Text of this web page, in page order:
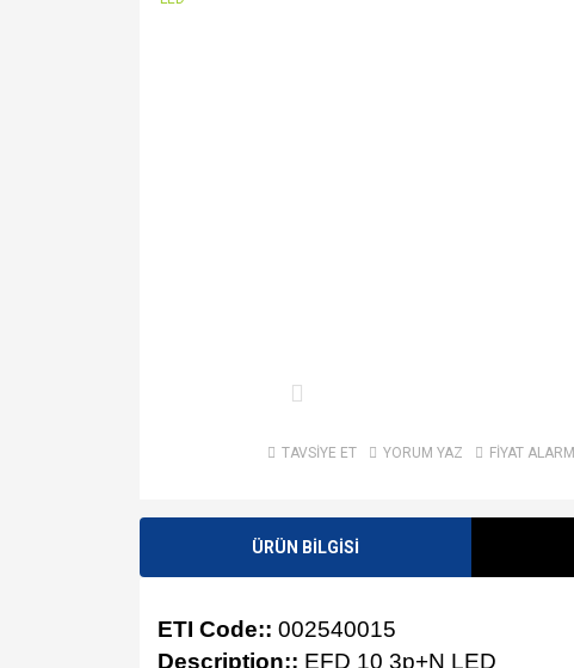
TAVSİYE ET YORUM YAZ FİYAT ALARMI
ÜRÜN BİLGİSİ
ETI Code:: 002540015
Description:: EFD 10 3p+N LED